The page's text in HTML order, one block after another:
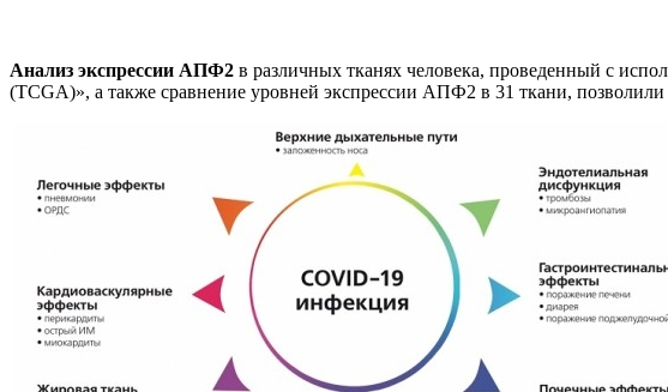
Анализ экспрессии АПФ2 в различных тканях человека, проведенный с
(TCGA)», а также сравнение уровней экспрессии АПФ2 в 31 ткани,